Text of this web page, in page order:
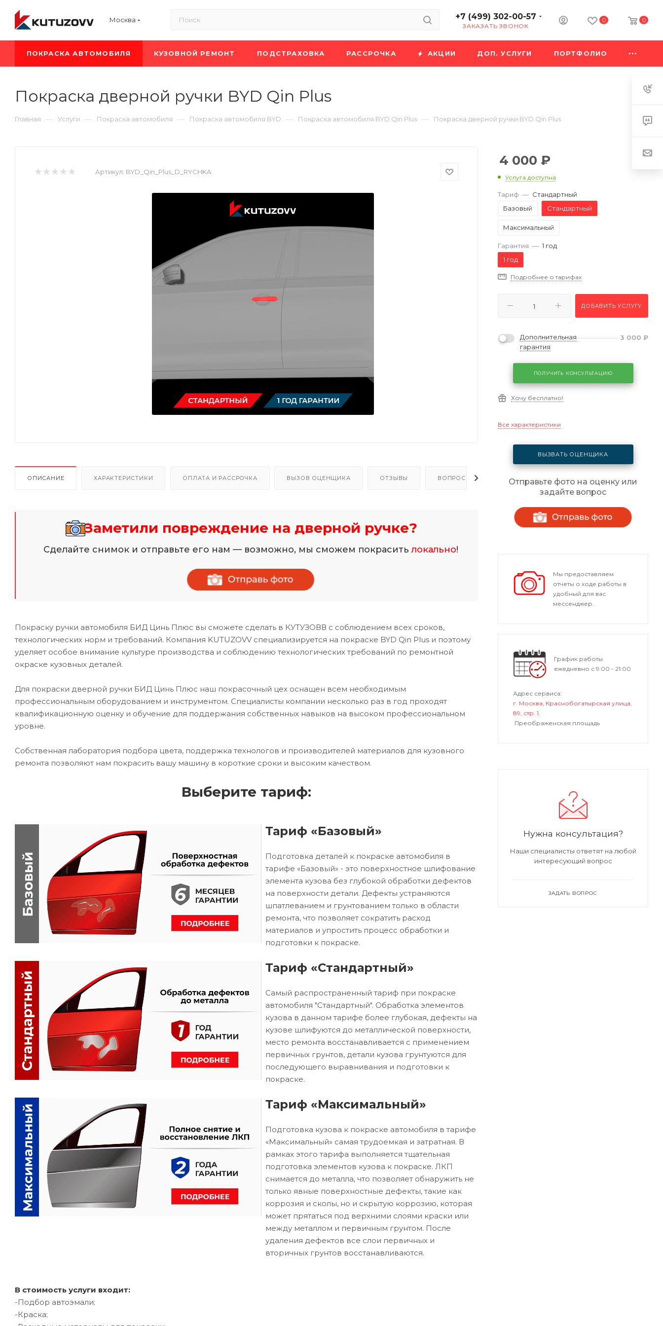
Москва +7 (499) 302-00-57
ЗАКАЗАТЬ ЗВОНОК
0 0
ПОКРАСКА АВТОМОБИЛЯ КУЗОВНОЙ РЕМОНТ ПОДСТРАХОВКА РАССРОЧКА АКЦИИ ДОП. УСЛУГИ ПОРТФОЛИО
Покраска дверной ручки BYD Qin Plus
Главная — Услуги — Покраска автомобиля — Покраска автомобиля BYD — Покраска автомобиля BYD Qin Plus — Покраска дверной ручки BYD Qin Plus
Артикул: BYD_Qin_Plus_D_RYCHKA
ОПИСАНИЕ ХАРАКТЕРИСТИКИ ОПЛАТА И РАССРОЧКА ВЫЗОВ ОЦЕНЩИКА ОТЗЫВЫ ВОПРОСЫ - ОТВЕТЫ
Заметили повреждение на дверной ручке?
Сделайте снимок и отправьте его нам — возможно, мы сможем покраситьлокально!
Покраску ручки автомобиля БИД Цинь Плюс вы сможете сделать в КУТУЗОВВ с соблюдением всех сроков,
технологических норм и требований. Компания KUTUZOVV специализируется на покраске BYD Qin Plus и поэтому
уделяет особое внимание культуре производства и соблюдению технологических требований по ремонтной
окраске кузовных деталей.
Для покраски дверной ручки БИД Цинь Плюс наш покрасочный цех оснащен всем необходимым
профессиональным оборудованием и инструментом. Специалисты компании несколько раз в год проходят
квалификационную оценку и обучение для поддержания собственных навыков на высоком профессиональном
уровне.
Собственная лаборатория подбора цвета, поддержка технологов и производителей материалов для кузовного
ремонта позволяют нам покрасить вашу машину в короткие сроки и высоким качеством.
Выберите тариф:
Тариф «Базовый»
Подготовка деталей к покраске автомобиля в
тарифе «Базовый» - это поверхностное шлифование
элемента кузова без глубокой обработки дефектов
на поверхности детали. Дефекты устраняются
шпатлеванием и грунтованием только в области
ремонта, что позволяет сократить расход
материалов и упростить процесс обработки и
подготовки к покраске.
Тариф «Стандартный»
Самый распространенный тариф при покраске
автомобиля "Стандартный". Обработка элементов
кузова в данном тарифе более глубокая, дефекты на
кузове шлифуются до металлической поверхности,
место ремонта восстанавливается с применением
первичных грунтов, детали кузова грунтуются для
последующего выравнивания и подготовки к
покраске.
Тариф «Максимальный»
Подготовка кузова к покраске автомобиля в тарифе
«Максимальный» самая трудоемкая и затратная. В
рамках этого тарифа выполняется тщательная
подготовка элементов кузова к покраске. ЛКП
снимается до металла, что позволяет обнаружить не
только явные поверхностные дефекты, такие как
коррозия и сколы, но и скрытую коррозию, которая
может прятаться под верхними слоями краски или
между металлом и первичным грунтом. После
удаления дефектов все слои первичных и
вторичных грунтов восстанавливаются.
В стоимость услуги входит:
-Подбор автоэмали;
-Краска;
4 000 ₽
Услуга доступна
Тариф — Стандартный
Базовый
Стандартный
Максимальный
Гарантия — 1 год
1 год
Подробнее о тарифах
ДОБАВИТЬ УСЛУГУ
Дополнительная
гарантия
3 000 ₽
ПОЛУЧИТЬ КОНСУЛЬТАЦИЮ
Хочу бесплатно!
Все характеристики
ВЫЗВАТЬ ОЦЕНЩИКА
Отправьте фото на оценку или
задайте вопрос
Мы предоставляем
отчеты о ходе работы в
удобный для вас
мессенджер.
График работы
ежедневно с 9:00 - 21:00
Адрес сервиса:
г. Москва, Краснобогатырская улица,
89, стр. 1.
Преображенская площадь
Нужна консультация?
Наши специалисты ответят на любой
интересующий вопрос
ЗАДАТЬ ВОПРОС